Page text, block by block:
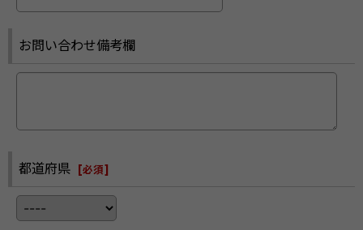
お問い合わせ備考欄
都道府県 [必須]